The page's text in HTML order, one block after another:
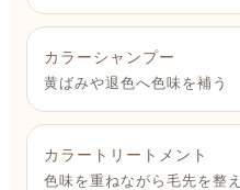
カラーシャンプー
黄ばみや退色へ色味を補う
カラートリートメント
色味を重ねながら毛先を整